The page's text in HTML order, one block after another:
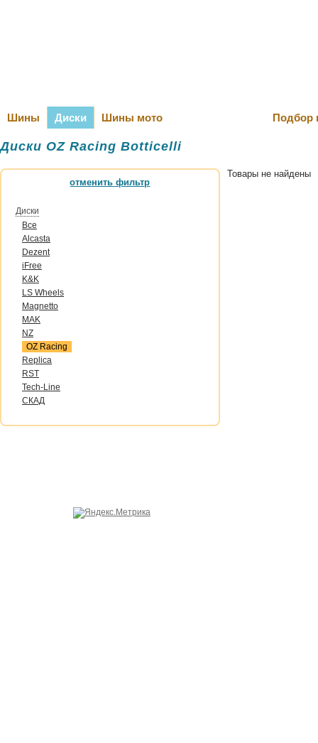
Шины Диски Шины мото Подбор
Диски OZ Raсing Botticelli
отменить фильтр
Диски
Все
Alcasta
Dezent
iFree
K&K
LS Wheels
Magnetto
MAK
NZ
OZ Raсing
Replica
RST
Tech-Line
СКАД
Товары не найдены